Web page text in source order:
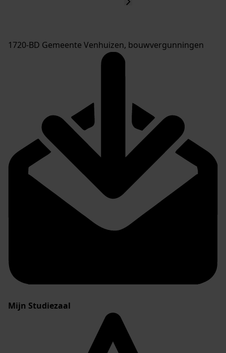
1720-BD Gemeente Venhuizen, bouwvergunningen
Mijn Studiezaal